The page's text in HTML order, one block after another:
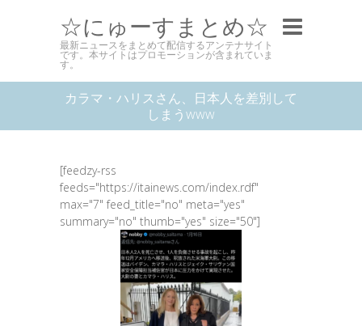
☆にゅーすまとめ☆
最新ニュースをまとめて配信するアンテナサイト
です。本サイトはプロモーションが含まれていま
す。
カラマ・ハリスさん、日本人を差別して
しまうwww
[feedzy-rss
feeds="https://itainews.com/index.rdf"
max="7" feed_title="no" meta="yes"
summary="no" thumb="yes" size="50"]